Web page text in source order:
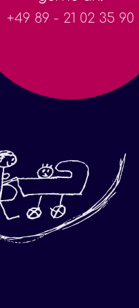
+49 89 - 21 02 35 90